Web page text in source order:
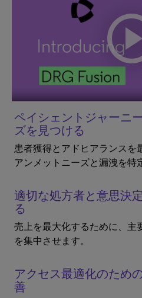
ペイシェントジャーニ
ズを見つける
患者獲得とアドヒアランスを
アンメットニーズと漏洩を特
適切な処方者と意思決
る
売上を最大化するために、主
を集中させます。
アクセス最適化のため
善